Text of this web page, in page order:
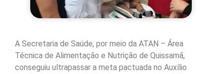
A Secretaria de Saúde, por meio da ATAN – Área
Técnica de Alimentação e Nutrição de Quissamã,
conseguiu ultrapassar a meta pactuada no Auxílio